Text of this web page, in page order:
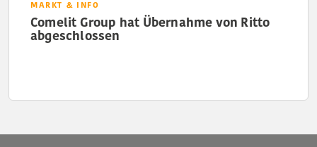
MARKT & INFO
Comelit Group hat Übernahme von Ritto
abgeschlossen